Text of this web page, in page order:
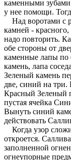
каменными
у нее помощи.
Над воротами с
камней -
надо повторить.
обе стороны от
каменные лапы по
камень, лапа
Зеленый камень
две, синий на три.
Красный Зеленый
пустая ячейка
Вынуть синий
действовать
Когда узор
откроется.
заполненной
огнеупорные